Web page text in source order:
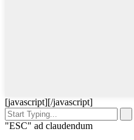
[javascript][/javascript]
"ESC" ad claudendum